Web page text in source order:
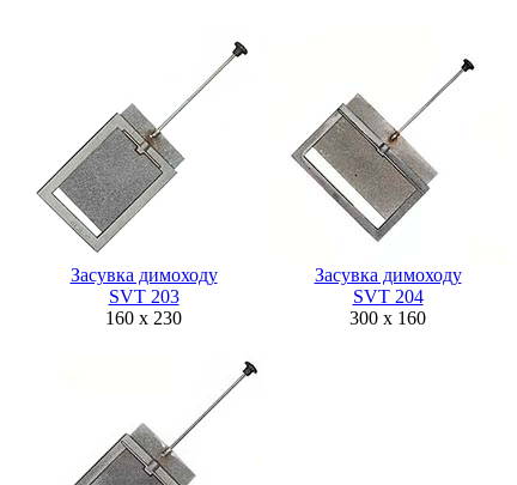
Засувка димоходу
SVT 203
160 х 230
Засувка димоходу
SVT 204
300 х 160